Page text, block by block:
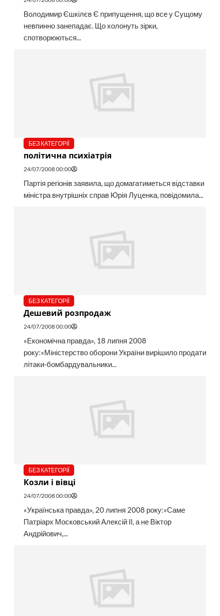
Володимир Єшкілєв Є припущення, що все у Сущому
невпинно занепадає. Що холонуть зірки,
спотворюються...
БЕЗ КАТЕГОРІЇ
політична психіатрія
24/07/2008 00:00
Партія регіонів заявила, що домагатиметься відставки
міністра внутрішніх справ Юрія Луценка, повідомила...
БЕЗ КАТЕГОРІЇ
Дешевий розпродаж
24/07/2008 00:00
«Економічна правда», 18 липня 2008
року:«Міністерство оборони України вирішило продати
літаки-бомбардувальники...
БЕЗ КАТЕГОРІЇ
Козли і вівці
24/07/2008 00:00
«Українська правда», 20 липня 2008 року:«Саме
Патріарх Московський Алексій ІІ, а не Віктор
Андрійович,...